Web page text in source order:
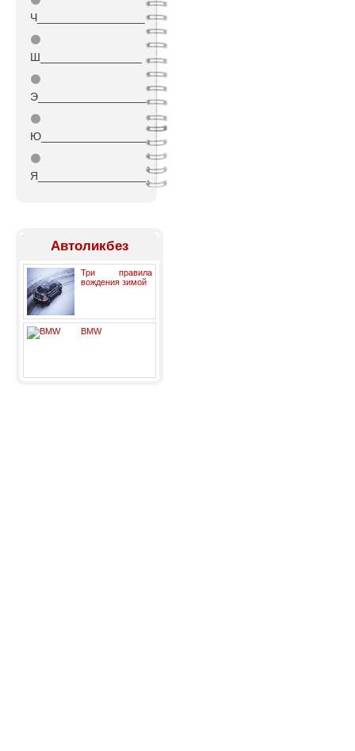
Ч_________________
⚫
Ш________________
⚫
Э_________________
⚫
Ю_________________
⚫
Я_________________
Автоликбез
Три правила
вождения зимой
BMW